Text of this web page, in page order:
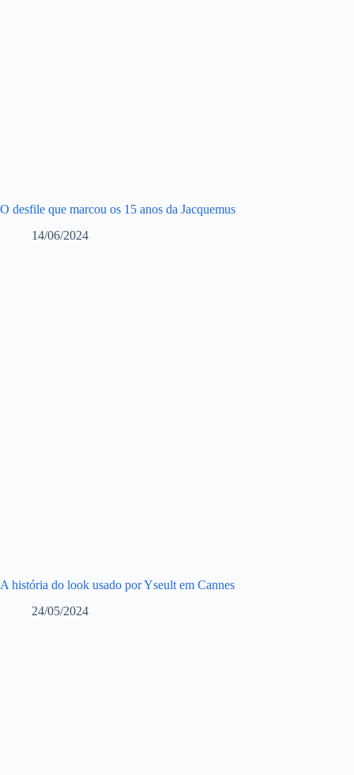
O desfile que marcou os 15 anos da Jacquemus
14/06/2024
A história do look usado por Yseult em Cannes
24/05/2024